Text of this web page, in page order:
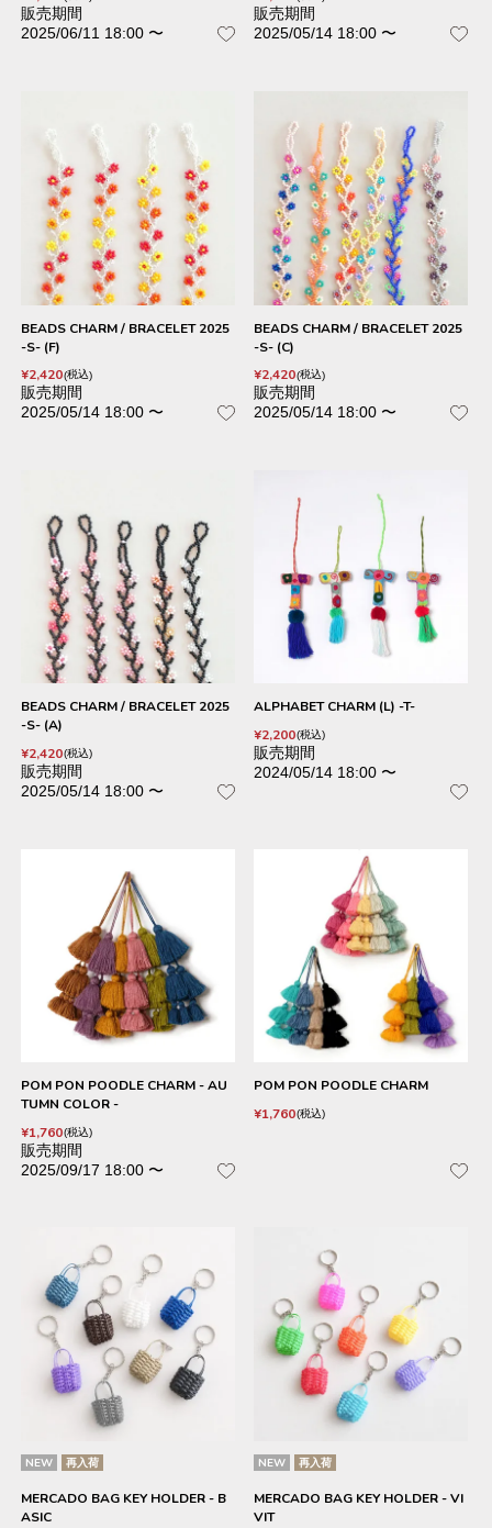
販売期間
2025/06/11 18:00 〜
販売期間
2025/05/14 18:00 〜
BEADS CHARM / BRACELET 2025
-S- (F)
¥2,420 税込
販売期間
2025/05/14 18:00 〜
BEADS CHARM / BRACELET 2025
-S- (C)
¥2,420 税込
販売期間
2025/05/14 18:00 〜
BEADS CHARM / BRACELET 2025
-S- (A)
¥2,420 税込
販売期間
2025/05/14 18:00 〜
ALPHABET CHARM (L) -T-
¥2,200 税込
販売期間
2024/05/14 18:00 〜
POM PON POODLE CHARM - AU
TUMN COLOR -
¥1,760 税込
販売期間
2025/09/17 18:00 〜
POM PON POODLE CHARM
¥1,760 税込
NEW 再入荷
MERCADO BAG KEY HOLDER - B
ASIC
NEW 再入荷
MERCADO BAG KEY HOLDER - VI
VIT